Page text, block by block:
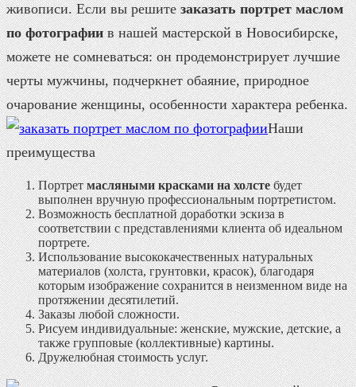
живописи. Если вы решитезаказатьпортрет маслом
по фотографиив нашей мастерской в Новосибирске,
можете не сомневаться: он продемонстрирует лучшие
черты мужчины, подчеркнет обаяние, природное
очарование женщины, особенности характера ребенка.
Наши
преимущества
Портретмасляными красками на холстебудет
выполнен вручную профессиональным портретистом.
Возможность бесплатной доработки эскиза в
соответствии с представлениями клиента об идеальном
портрете.
Использование высококачественных натуральных
материалов (холста, грунтовки, красок), благодаря
которым изображение сохранится в неизменном виде на
протяжении десятилетий.
Заказы любой сложности.
Рисуем индивидуальные: женские, мужские, детские, а
также групповые (коллективные) картины.
Дружелюбная стоимость услуг.